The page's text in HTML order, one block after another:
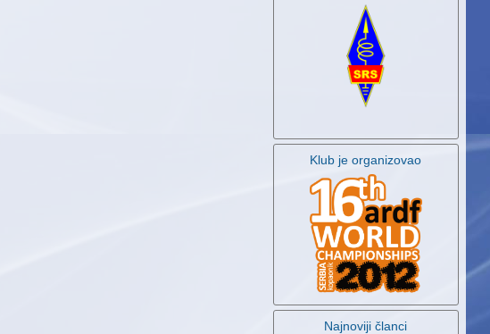
Klub je organizovao
Najnoviji članci